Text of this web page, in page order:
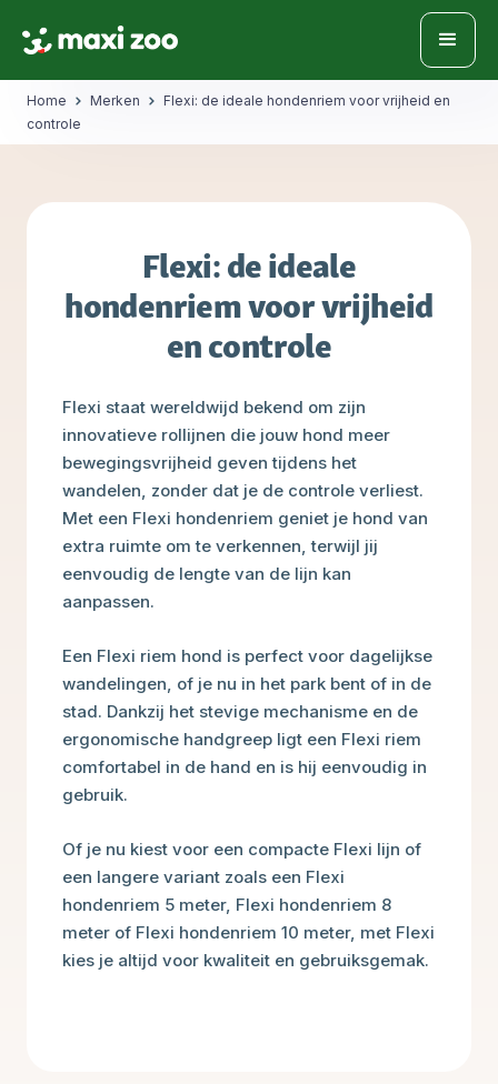
Home Merken
Flexi: de ideale hondenriem voor vrijheid en
controle
Flexi: de ideale
hondenriem voor vrijheid
en controle
Flexi staat wereldwijd bekend om zijn
innovatieve rollijnen die jouw hond meer
bewegingsvrijheid geven tijdens het
wandelen, zonder dat je de controle verliest.
Met een Flexi hondenriem geniet je hond van
extra ruimte om te verkennen, terwijl jij
eenvoudig de lengte van de lijn kan
aanpassen.
Een Flexi riem hond is perfect voor dagelijkse
wandelingen, of je nu in het park bent of in de
stad. Dankzij het stevige mechanisme en de
ergonomische handgreep ligt een Flexi riem
comfortabel in de hand en is hij eenvoudig in
gebruik.
Of je nu kiest voor een compacte Flexi lijn of
een langere variant zoals een Flexi
hondenriem 5 meter, Flexi hondenriem 8
meter of Flexi hondenriem 10 meter, met Flexi
kies je altijd voor kwaliteit en gebruiksgemak.